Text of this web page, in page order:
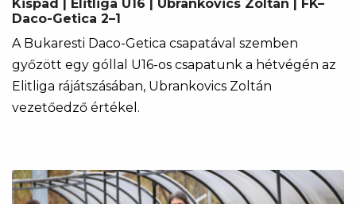
Kispad | Elitliga U16 | Ubrankovics Zoltán | FK–
Daco-Getica 2–1
A Bukaresti Daco-Getica csapatával szemben
győzött egy góllal U16-os csapatunk a hétvégén az
Elitliga rájátszásában, Ubrankovics Zoltán
vezetőedző értékel.